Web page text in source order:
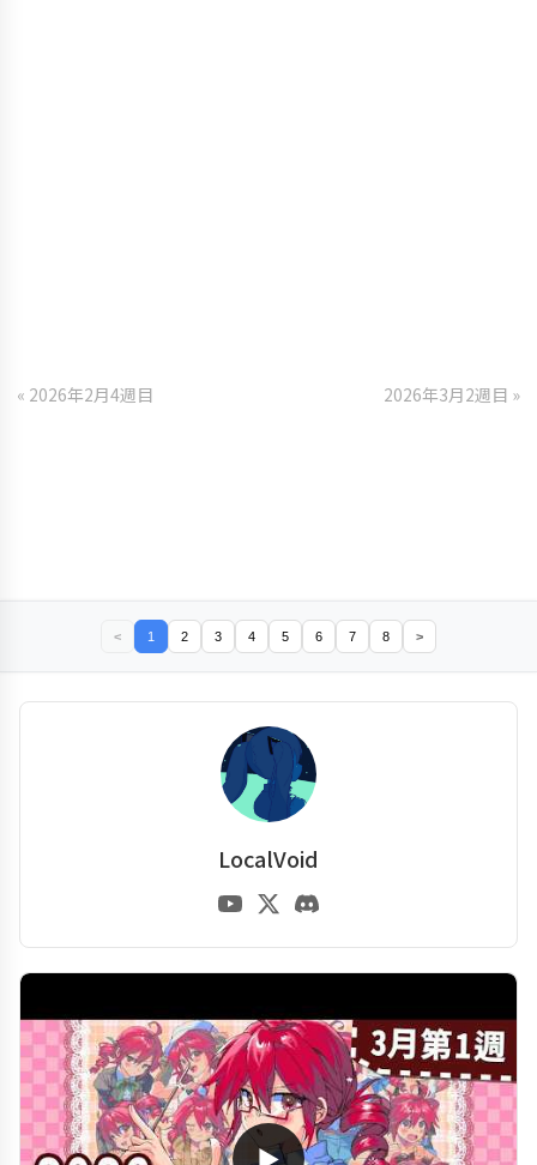
« 2026年2月4週目 2026年3月2週目 »
< 1 2 3 4 5 6 7 8 >
LocalVoid